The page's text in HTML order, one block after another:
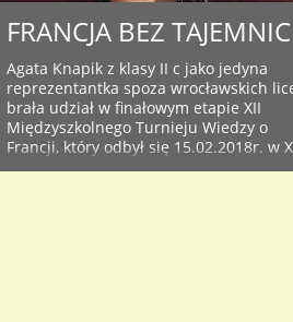
FRANCJA BEZ TAJEMNIC
Agata Knapik z klasy II c jako jedyna
reprezentantka spoza wrocławskich
brała udział w finałowym etapie XII
Międzyszkolnego Turnieju Wiedzy o
Francji, który odbył się 15.02.2018r. w
LO we Wrocławiu. Konkurs składał się z